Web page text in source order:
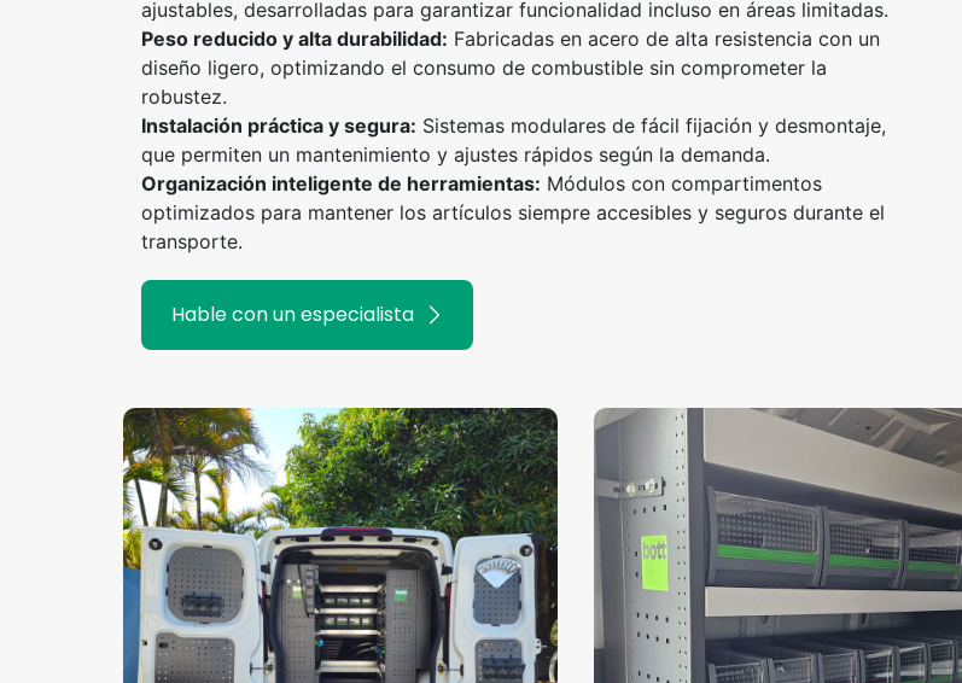
ajustables, desarrolladas para garantizar funcionalidad incluso en áreas limitadas.
Peso reducido y alta durabilidad: Fabricadas en acero de alta resistencia con un
diseño ligero, optimizando el consumo de combustible sin comprometer la
robustez.
Instalación práctica y segura: Sistemas modulares de fácil fijación y desmontaje,
que permiten un mantenimiento y ajustes rápidos según la demanda.
Organización inteligente de herramientas: Módulos con compartimentos
optimizados para mantener los artículos siempre accesibles y seguros durante el
transporte.
Hable con un especialista